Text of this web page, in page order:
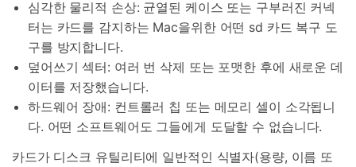
심각한 물리적 손상: 균열된 케이스 또는 구부러진 커넥
터는 카드를 감지하는 Mac을위한 어떤 sd 카드 복구 도
구를 방지합니다.
덮어쓰기 섹터: 여러 번 삭제 또는 포맷한 후에 새로운 데
이터를 저장했습니다.
하드웨어 장애: 컨트롤러 칩 또는 메모리 셀이 소각됩니
다. 어떤 소프트웨어도 그들에게 도달할 수 없습니다.
카드가 디스크 유틸리티에 일반적인 식별자(용량, 이름 또